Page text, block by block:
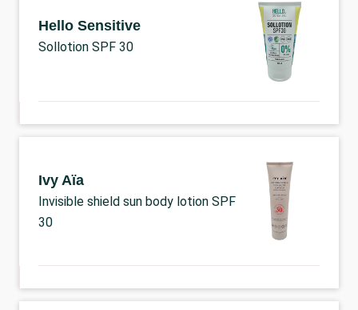
Hello Sensitive
Sollotion SPF 30
Ivy Aïa
Invisible shield sun body lotion SPF
30